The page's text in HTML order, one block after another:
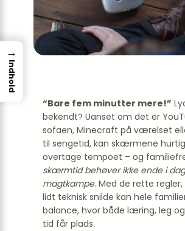
“Bare fem minutter mere!”
bekendt? Uanset om det er
sofaen, Minecraft på værelset
til sengetid, kan skærmene
overtage tempoet – og
skærmtid behøver ikke ende i
magtkampe. Med de rette
lidt teknisk snilde kan hele
balance, hvor både læring, leg
tid får plads.
→
Indhold